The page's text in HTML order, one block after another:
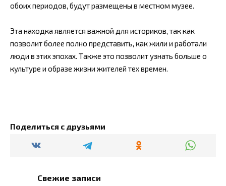
обоих периодов, будут размещены в местном музее.
Эта находка является важной для историков, так как
позволит более полно представить, как жили и работали
люди в этих эпохах. Также это позволит узнать больше о
культуре и образе жизни жителей тех времен.
Поделиться с друзьями
Свежие записи